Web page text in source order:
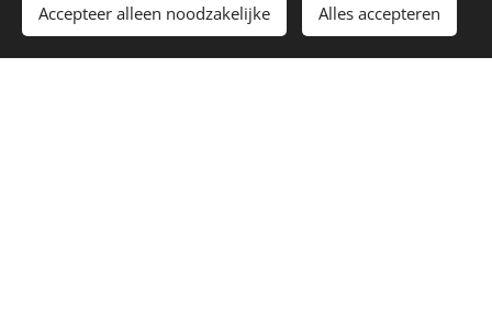
Toevoegen aan de winkelwagen
Accepteer alleen noodzakelijke Alles accepteren